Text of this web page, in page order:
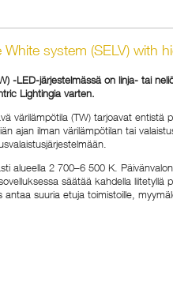
system (SELV) with
-LED-järjestelmässä on linja- tai
Lightingia varten.
värilämpötila (TW) tarjoavat
ajan ilman värilämpötilan tai
alueella 2 700–6 500 K.
säätää kahdella
antaa suuria etuja toimistoille,